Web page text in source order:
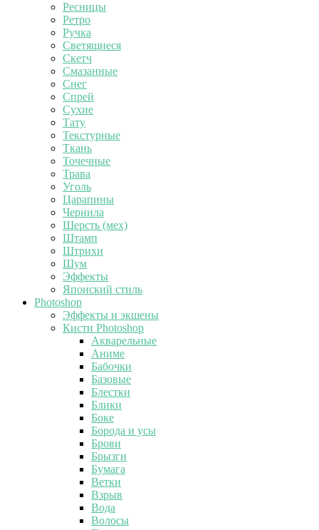
Ресницы
Ретро
Ручка
Светящиеся
Скетч
Смазанные
Снег
Спрей
Сухие
Тату
Текстурные
Ткань
Точечные
Трава
Уголь
Царапины
Чернила
Шерсть (мех)
Штамп
Штрихи
Шум
Эффекты
Японский стиль
Photoshop
Эффекты и экшены
Кисти Photoshop
Акварельные
Аниме
Бабочки
Базовые
Блестки
Блики
Боке
Борода и усы
Брови
Брызги
Бумага
Ветки
Взрыв
Вода
Волосы